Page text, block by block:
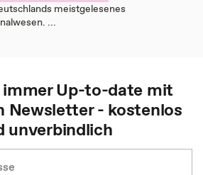
meistgelesenes
...
immer Up-to-date mit
Newsletter - kostenlos
unverbindlich